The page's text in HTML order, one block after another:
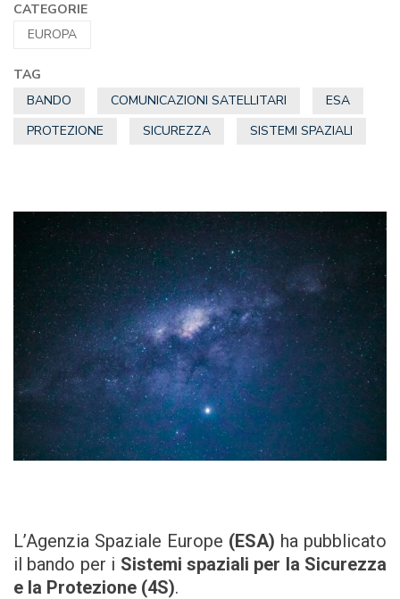
CATEGORIE
EUROPA
TAG
BANDO
COMUNICAZIONI SATELLITARI
ESA
PROTEZIONE
SICUREZZA SISTEMI SPAZIALI
L’Agenzia Spaziale Europe (ESA) ha pubblicato
il bando per i Sistemi spaziali per la Sicurezza
e la Protezione (4S).